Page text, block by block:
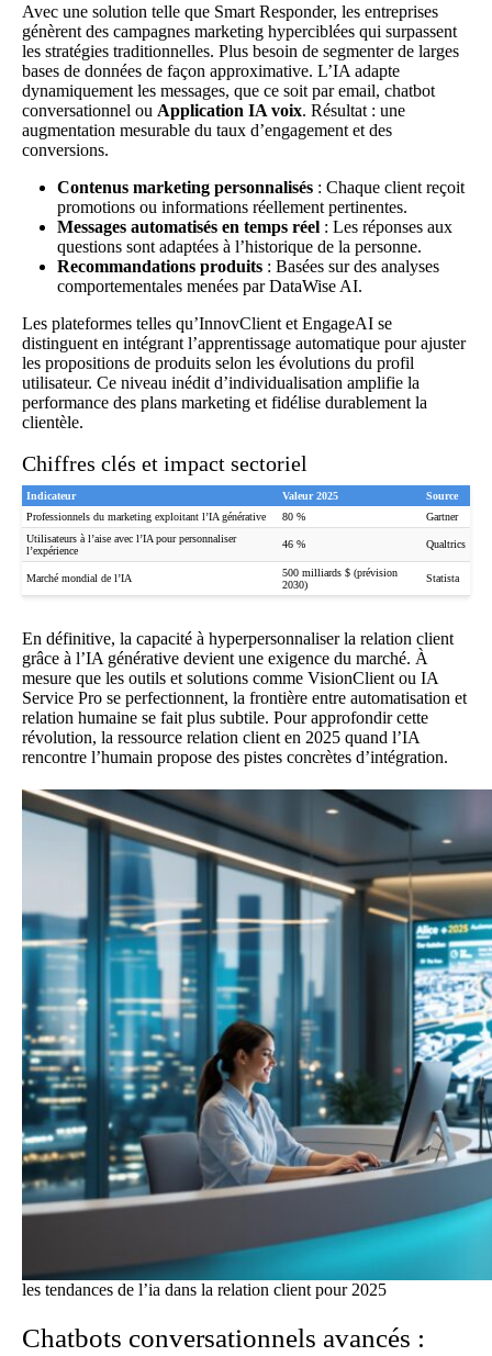
Avec une solution telle que Smart Responder, les entreprises
génèrent des campagnes marketing hyperciblées qui surpassent
les stratégies traditionnelles. Plus besoin de segmenter de larges
bases de données de façon approximative. L’IA adapte
dynamiquement les messages, que ce soit par email, chatbot
conversationnel ou Application IA voix. Résultat : une
augmentation mesurable du taux d’engagement et des
conversions.
Contenus marketing personnalisés : Chaque client reçoit
promotions ou informations réellement pertinentes.
Messages automatisés en temps réel : Les réponses aux
questions sont adaptées à l’historique de la personne.
Recommandations produits : Basées sur des analyses
comportementales menées par DataWise AI.
Les plateformes telles qu’InnovClient et EngageAI se
distinguent en intégrant l’apprentissage automatique pour ajuster
les propositions de produits selon les évolutions du profil
utilisateur. Ce niveau inédit d’individualisation amplifie la
performance des plans marketing et fidélise durablement la
clientèle.
Chiffres clés et impact sectoriel
Indicateur Valeur 2025
Source
Professionnels du marketing exploitant l’IA générative
80 %
Gartner
Utilisateurs à l’aise avec l’IA pour personnaliser
l’expérience
46 % Qualtrics
Marché mondial de l’IA
500 milliards $ (prévision
2030)
Statista
En définitive, la capacité à hyperpersonnaliser la relation client
grâce à l’IA générative devient une exigence du marché. À
mesure que les outils et solutions comme VisionClient ou IA
Service Pro se perfectionnent, la frontière entre automatisation et
relation humaine se fait plus subtile. Pour approfondir cette
révolution, la ressource relation client en 2025 quand l’IA
rencontre l’humain propose des pistes concrètes d’intégration.
les tendances de l’ia dans la relation client pour 2025
Chatbots conversationnels avancés :